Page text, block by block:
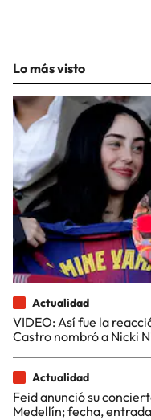
Lo más visto
Actualidad
VIDEO: Así fue la
Castro nombró a Nicki
Actualidad
Feid anunció su
Medellín; fecha,